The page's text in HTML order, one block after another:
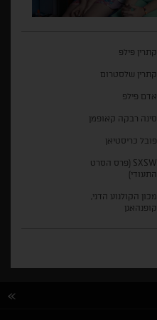
קתרין פילפ
קתרין שלסטרום
אדם פילפ
סינה רבקה קאופמן
פובל כריסטיאן
SXSW (פרס הסרט
התעודי)
מכון הקולנוע הדני,
קופנהאגן